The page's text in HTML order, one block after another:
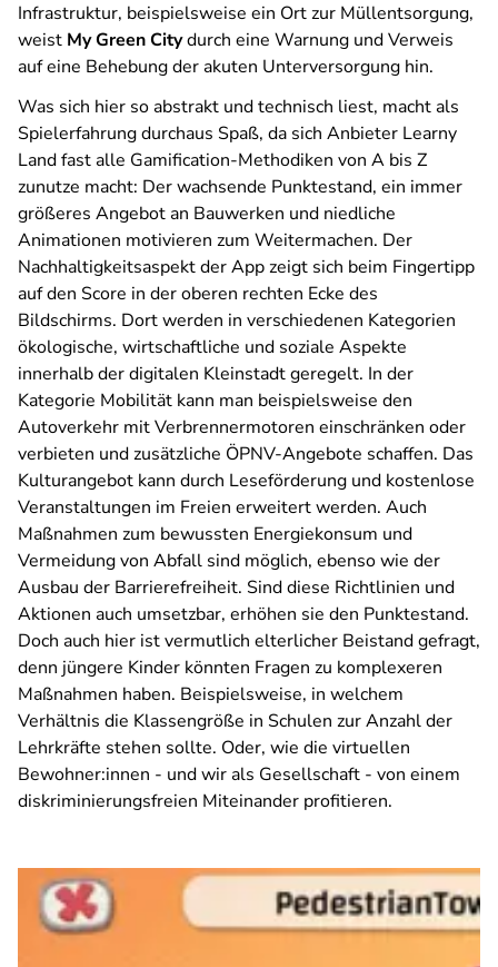
Infrastruktur, beispielsweise ein Ort zur Müllentsorgung,
weist My Green Citydurch eine Warnung und Verweis
auf eine Behebung der akuten Unterversorgung hin.
Was sich hier so abstrakt und technisch liest, macht als
Spielerfahrung durchaus Spaß, da sich Anbieter Learny
Land fast alle Gamification-Methodiken von A bis Z
zunutze macht: Der wachsende Punktestand, ein immer
größeres Angebot an Bauwerken und niedliche
Animationen motivieren zum Weitermachen. Der
Nachhaltigkeitsaspekt der App zeigt sich beim Fingertipp
auf den Score in der oberen rechten Ecke des
Bildschirms. Dort werden in verschiedenen Kategorien
ökologische, wirtschaftliche und soziale Aspekte
innerhalb der digitalen Kleinstadt geregelt. In der
Kategorie Mobilität kann man beispielsweise den
Autoverkehr mit Verbrennermotoren einschränken oder
verbieten und zusätzliche ÖPNV-Angebote schaffen. Das
Kulturangebot kann durch Leseförderung und kostenlose
Veranstaltungen im Freien erweitert werden. Auch
Maßnahmen zum bewussten Energiekonsum und
Vermeidung von Abfall sind möglich, ebenso wie der
Ausbau der Barrierefreiheit. Sind diese Richtlinien und
Aktionen auch umsetzbar, erhöhen sie den Punktestand.
Doch auch hier ist vermutlich elterlicher Beistand gefragt,
denn jüngere Kinder könnten Fragen zu komplexeren
Maßnahmen haben. Beispielsweise, in welchem
Verhältnis die Klassengröße in Schulen zur Anzahl der
Lehrkräfte stehen sollte. Oder, wie die virtuellen
Bewohner:innen - und wir als Gesellschaft - von einem
diskriminierungsfreien Miteinander profitieren.